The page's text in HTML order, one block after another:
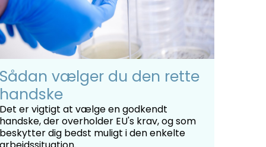
Sådan vælger du den rette
handske
Det er vigtigt at vælge en godkendt
handske, der overholder EU's krav, og som
beskytter dig bedst muligt i den enkelte